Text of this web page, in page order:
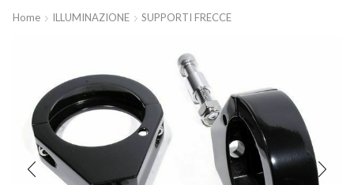
Home ILLUMINAZIONE SUPPORTI FRECCE